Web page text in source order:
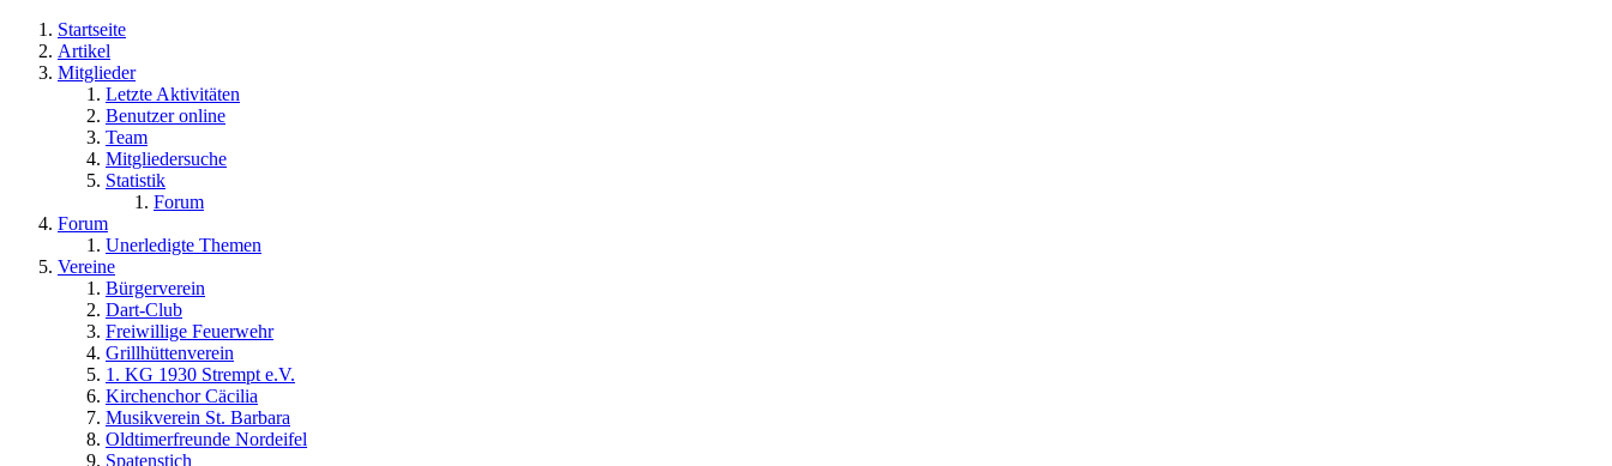
Startseite
Artikel
Mitglieder
Letzte Aktivitäten
Benutzer online
Team
Mitgliedersuche
Statistik
Forum
Forum
Unerledigte Themen
Vereine
Bürgerverein
Dart-Club
Freiwillige Feuerwehr
Grillhüttenverein
1. KG 1930 Strempt e.V.
Kirchenchor Cäcilia
Musikverein St. Barbara
Oldtimerfreunde Nordeifel
Spatenstich